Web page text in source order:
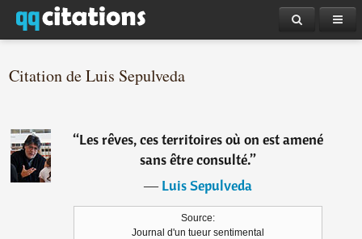
Citation de Luis Sepulveda
“Les rêves, ces territoires où on est amené
sans être consulté.”
―Luis Sepulveda
Source:
Journal d'un tueur sentimental